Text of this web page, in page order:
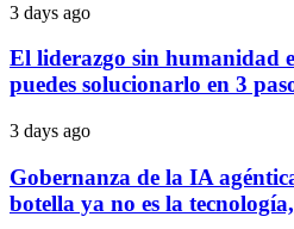
3 days ago
El liderazgo sin humanidad
puedes solucionarlo en 3
3 days ago
Gobernanza de la IA
botella ya no es la